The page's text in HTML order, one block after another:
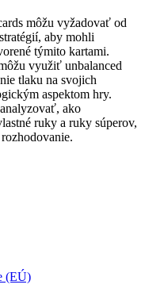
môžu vyžadovať od
aby mohli
týmito kartami.
využiť unbalanced
tlaku na svojich
aspektom hry.
ako
ruky a ruky súperov,
(EÚ)